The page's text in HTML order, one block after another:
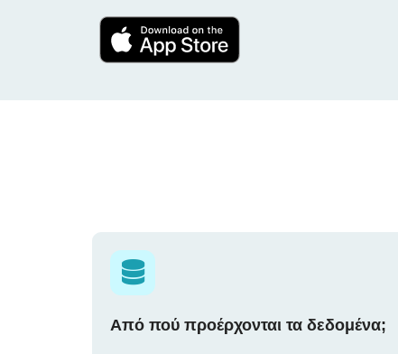
Από πού προέρχονται τα δεδομένα;